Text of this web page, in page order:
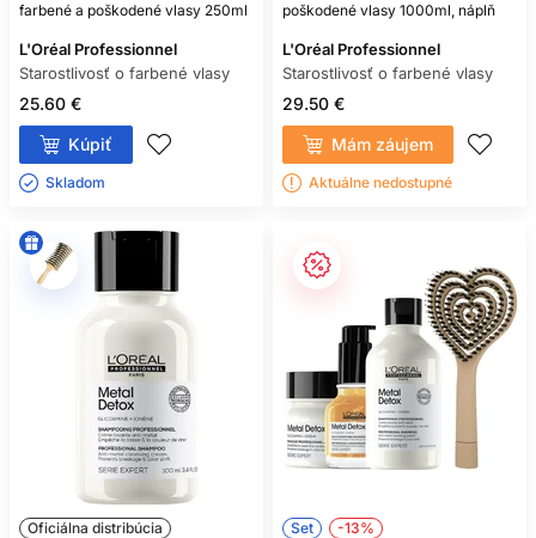
farbené a poškodené vlasy 250ml
L'Oréal Professionnel
Starostlivosť o farbené vlasy
25.60 €
Kúpiť
Skladom ㅤ
poškodené vlasy 1000ml, náplň
L'Oréal Professionnel
Starostlivosť o farbené vlasy
29.50 €
Mám záujem
Aktuálne nedostupné
Oficiálna distribúcia Set -13%